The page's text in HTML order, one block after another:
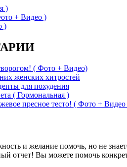
)
+ Видео )
)
( Фото + Видео)
женских хитростей
для похудения
( Гормональная )
пресное тесто! ( Фото + Видео
и желание помочь, но не
отчет! Вы можете помочь